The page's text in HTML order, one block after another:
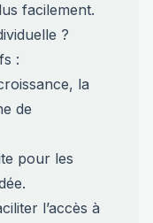
facilement.
?
:
la
de
pour les
l’accès à